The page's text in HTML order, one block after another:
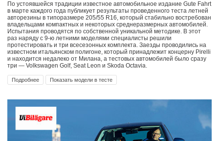
По устоявшейся традиции известное автомобильное издание Gute Fahrt
в марте каждого года публикует результаты проведенного теста летней
авторезины в типоразмере 205/55 R16, который стабильно востребован
владельцами компактных и некоторых среднеразмерных автомобилей.
Испытания проводятся по собственной уникальной методике. В этот
раз наряду с 9-ю летними моделями специалисты решили
протестировать и три всесезонных комплекта. Заезды проводились на
известном итальянском полигоне, который принадлежит концерну Pirelli
и находится недалеко от Милана, а тестовых автомобилей было сразу
три — Volkswagen Golf, Seat Leon и Skoda Octavia.
Подробнее Показать модели в тесте